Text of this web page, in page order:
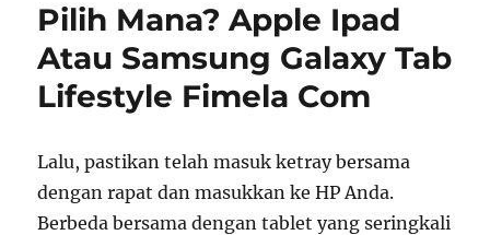
Pilih Mana? Apple Ipad
Atau Samsung Galaxy Tab
Lifestyle Fimela Com
Lalu, pastikan telah masuk ketray bersama
dengan rapat dan masukkan ke HP Anda.
Berbeda bersama dengan tablet yang seringkali